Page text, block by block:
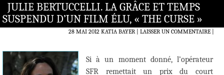
JULIE BERTUCCELLI. LA GRÂCE ET TEMPS
SUSPENDU D’UN FILM ÉLU, « THE CURSE »
28 MAI 2012 KATIA BAYER LAISSER UN COMMENTAIRE|
Si à un moment donné, l’opérateur
SFR remettait un prix du court